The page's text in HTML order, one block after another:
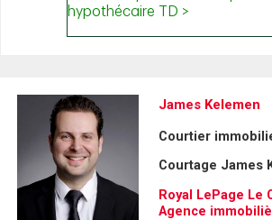
James Kelemen
Courtier
Courtage James
Royal LePage Le
Agence